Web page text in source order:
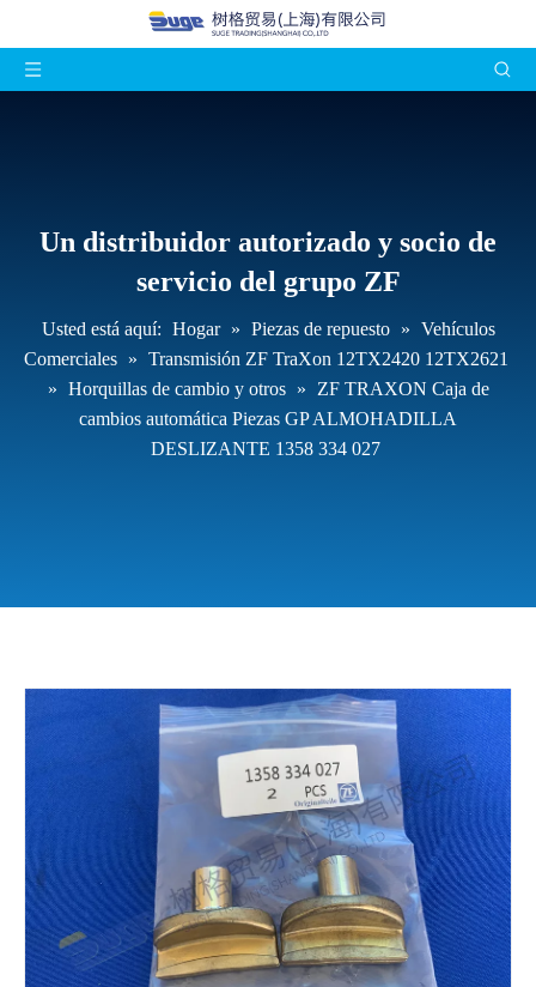
Un distribuidor autorizado y socio de
servicio del grupo ZF
Usted está aquí: Hogar » Piezas de repuesto » Vehículos
Comerciales » Transmisión ZF TraXon 12TX2420 12TX2621
» Horquillas de cambio y otros »
ZF TRAXON Caja de
cambios automática Piezas GP ALMOHADILLA
DESLIZANTE 1358 334 027